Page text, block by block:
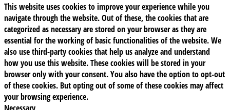
This website uses cookies to improve your experience while you
navigate through the website. Out of these, the cookies that are
categorized as necessary are stored on your browser as they are
essential for the working of basic functionalities of the website. We
also use third-party cookies that help us analyze and understand
how you use this website. These cookies will be stored in your
browser only with your consent. You also have the option to opt-out
of these cookies. But opting out of some of these cookies may affect
your browsing experience.